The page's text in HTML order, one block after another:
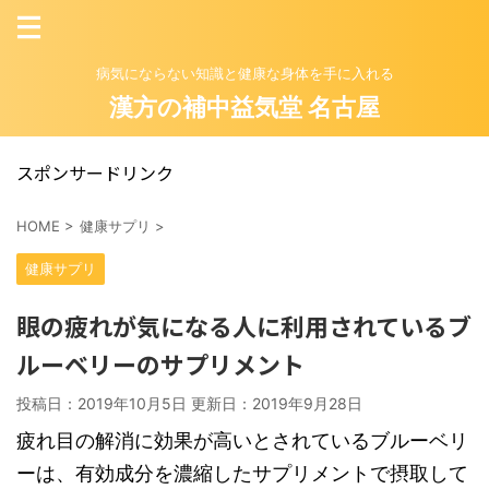
病気にならない知識と健康な身体を手に入れる
漢方の補中益気堂 名古屋
スポンサードリンク
HOME > 健康サプリ >
健康サプリ
眼の疲れが気になる人に利用されているブ
ルーベリーのサプリメント
投稿日：2019年10月5日 更新日： 2019年9月28日
疲れ目の解消に効果が高いとされているブルーベリ
ーは、有効成分を濃縮したサプリメントで摂取して